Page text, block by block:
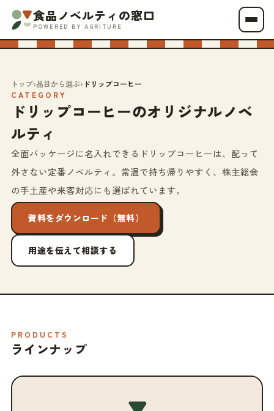
食品ノベルティの窓口
POWERED BY AGRITURE
トップ›品目から選ぶ› ドリップコーヒー
CATEGORY
ドリップコーヒーのオリジナルノベ
ルティ
全面パッケージに名入れできるドリップコーヒーは、配って
外さない定番ノベルティ。常温で持ち帰りやすく、株主総会
の手土産や来客対応にも選ばれています。
資料をダウンロード（無料）
用途を伝えて相談する
PRODUCTS
ラインナップ